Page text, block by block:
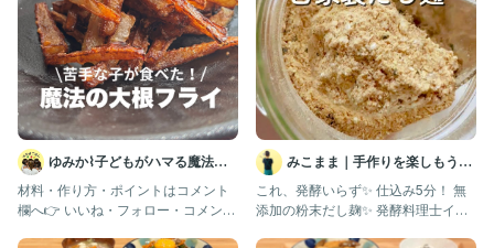
ゆみか⌇子どもがハマる魔法の
レシピ｜幼児食
材料・作り方・ポイントはコメント
欄へ👉 いいね・フォロー・コメント
みこまま｜手作りを楽しもう♡
麹とゆる無添加レシピ
これ、発酵いらず✨ 仕込み5分！ 無
添加の粉末だし麹✨ 発酵料理士イン